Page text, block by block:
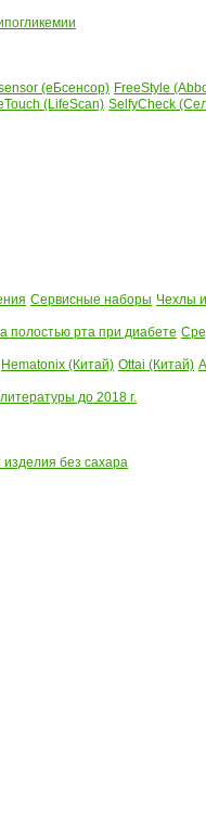
(еБсенсор) FreeStyle
(LifeScan) SelfyCheck
Сервисные наборы Чехлы
полостью рта при диабете
Hematonix (Китай) Ottai (Китай)
до 2018 г.
без сахара